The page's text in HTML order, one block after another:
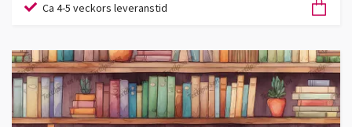
Ca 4-5 veckors leveranstid